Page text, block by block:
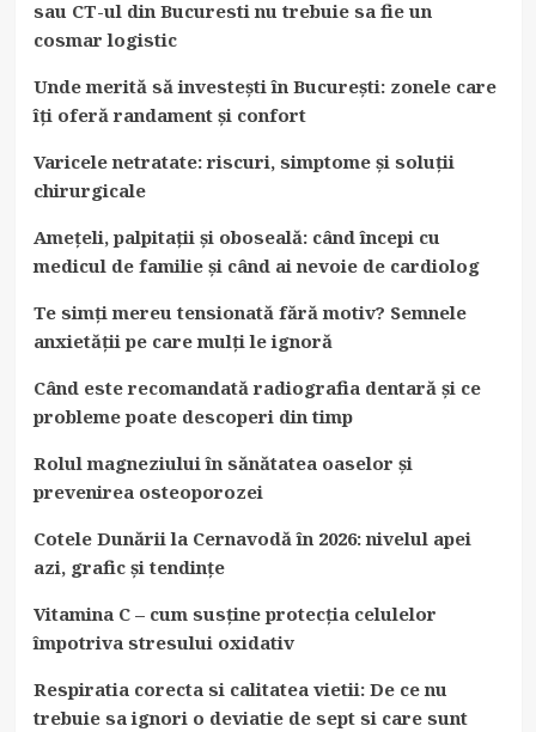
sau CT-ul din Bucuresti nu trebuie sa fie un
cosmar logistic
Unde merită să investești în București: zonele care
îți oferă randament și confort
Varicele netratate: riscuri, simptome și soluții
chirurgicale
Amețeli, palpitații și oboseală: când începi cu
medicul de familie și când ai nevoie de cardiolog
Te simți mereu tensionată fără motiv? Semnele
anxietății pe care mulți le ignoră
Când este recomandată radiografia dentară și ce
probleme poate descoperi din timp
Rolul magneziului în sănătatea oaselor și
prevenirea osteoporozei
Cotele Dunării la Cernavodă în 2026: nivelul apei
azi, grafic și tendințe
Vitamina C – cum susține protecția celulelor
împotriva stresului oxidativ
Respiratia corecta si calitatea vietii: De ce nu
trebuie sa ignori o deviatie de sept si care sunt